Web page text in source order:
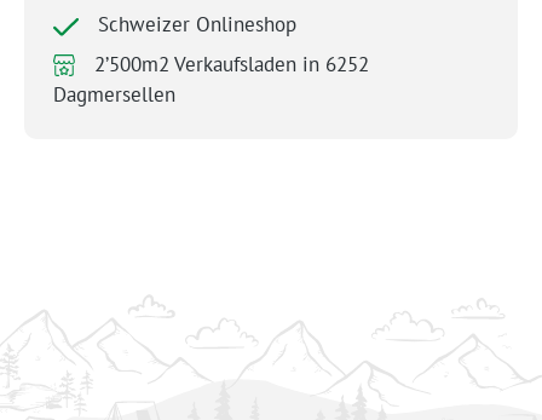
Schweizer Onlineshop
2’500m2 Verkaufsladen in 6252
Dagmersellen